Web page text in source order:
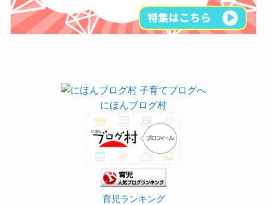
にほんブログ村
育児ランキング